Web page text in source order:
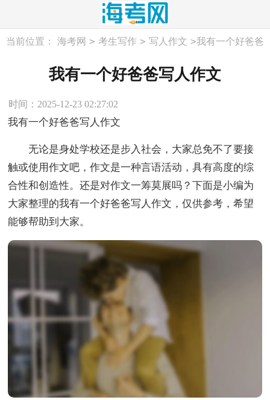
当前位置： 海考网 > 考生写作 > 写人作文 >我有一个好爸爸
我有一个好爸爸写人作文
时间：2025-12-23 02:27:02
我有一个好爸爸写人作文
无论是身处学校还是步入社会，大家总免不了要接
触或使用作文吧，作文是一种言语活动，具有高度的综
合性和创造性。还是对作文一筹莫展吗？下面是小编为
大家整理的我有一个好爸爸写人作文，仅供参考，希望
能够帮助到大家。